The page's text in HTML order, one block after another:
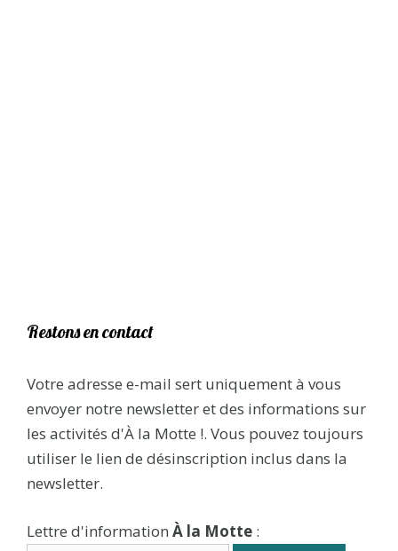
Restons en contact
Votre adresse e-mail sert uniquement à vous
envoyer notre newsletter et des informations sur
les activités d'À la Motte !. Vous pouvez toujours
utiliser le lien de désinscription inclus dans la
newsletter.
Lettre d'information À la Motte :